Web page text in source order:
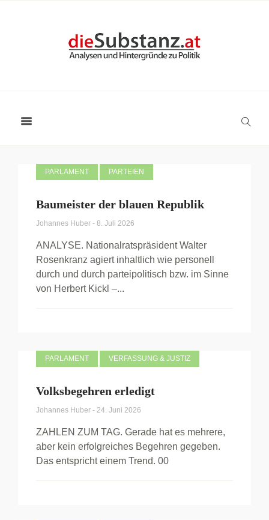
PARLAMENT PARTEIEN
Baumeister der blauen Republik
Johannes Huber - 8. Juli 2026
ANALYSE. Nationalratspräsident Walter
Rosenkranz agiert inhaltlich wie personell
durch und durch parteipolitisch bzw. im Sinne
von Herbert Kickl –...
PARLAMENT VERFASSUNG & JUSTIZ
Volksbegehren erledigt
Johannes Huber - 24. Juni 2026
ZAHLEN ZUM TAG. Gerade hat es mehrere,
aber kein erfolgreiches Begehren gegeben.
Das entspricht einem Trend. 00